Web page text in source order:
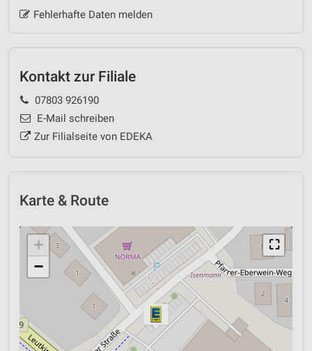
Fehlerhafte Daten melden
Kontakt zur Filiale
07803 926190
E-Mail schreiben
Zur Filialseite von EDEKA
Karte & Route
⛶
+
−